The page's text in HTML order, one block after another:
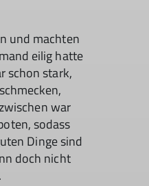
und machten
eilig hatte
schon stark,
war
sodass
Dinge sind
doch nicht